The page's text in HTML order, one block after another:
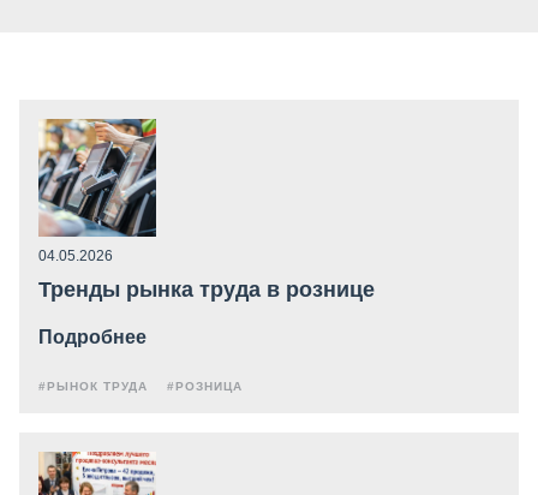
04.05.2026
Тренды рынка труда в рознице
Подробнее
#РЫНОК ТРУДА #РОЗНИЦА